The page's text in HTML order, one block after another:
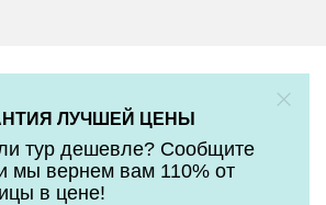
ЛУЧШЕЙ ЦЕНЫ
тур дешевле? Сообщите
мы вернем вам 110% от
в цене!